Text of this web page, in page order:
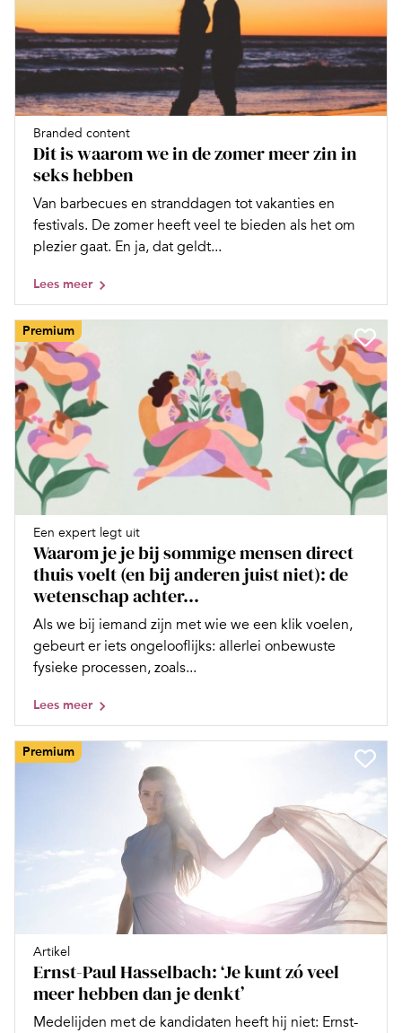
Branded content
Dit is waarom we in de zomer meer zin in
seks hebben
Van barbecues en stranddagen tot vakanties en
festivals. De zomer heeft veel te bieden als het om
plezier gaat. En ja, dat geldt...
Lees meer
Premium
Een expert legt uit
Waarom je je bij sommige mensen direct
thuis voelt (en bij anderen juist niet): de
wetenschap achter...
Als we bij iemand zijn met wie we een klik voelen,
gebeurt er iets ongelooflijks: allerlei onbewuste
fysieke processen, zoals...
Lees meer
Premium
Artikel
Ernst-Paul Hasselbach: ‘Je kunt zó veel
meer hebben dan je denkt’
Medelijden met de kandidaten heeft hij niet: Ernst-